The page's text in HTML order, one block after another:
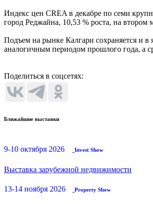
Индекс цен CREA в декабре по семи
город Реджайна, 10,53 % роста, на втором
Подъем на рынке Калгари сохраняется и
аналогичным периодом прошлого года, а
Поделиться в соцсетях:
Ближайшие выставки
9-10 октября 2026 Invest Show
Выставка зарубежной недвижимости
13-14 ноября 2026 Property Show